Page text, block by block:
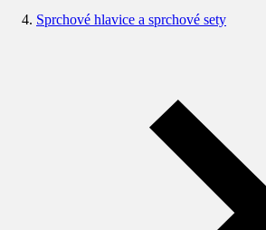
Sprchové hlavice a sprchové sety